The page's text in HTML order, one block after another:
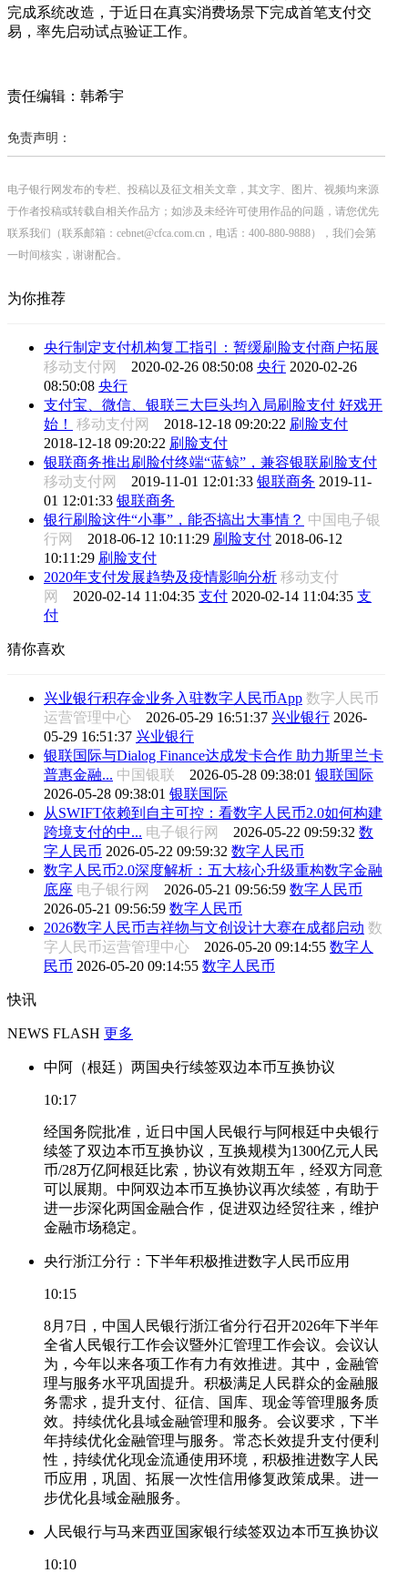
完成系统改造，于近日在真实消费场景下完成首笔支付交
易，率先启动试点验证工作。
责任编辑：韩希宇
免责声明：
电子银行网发布的专栏、投稿以及征文相关文章，其文字、图片、视频均来源
于作者投稿或转载自相关作品方；如涉及未经许可使用作品的问题，请您优先
联系我们（联系邮箱：cebnet@cfca.com.cn，电话：400-880-9888），我们会第
一时间核实，谢谢配合。
为你推荐
央行制定支付机构复工指引：暂缓刷脸支付商户拓展
移动支付网 2020-02-26 08:50:08 央行 2020-02-26
08:50:08 央行
支付宝、微信、银联三大巨头均入局刷脸支付 好戏开
始！
移动支付网 2018-12-18 09:20:22 刷脸支付
2018-12-18 09:20:22 刷脸支付
银联商务推出刷脸付终端“蓝鲸”，兼容银联刷脸支付
移动支付网 2019-11-01 12:01:33 银联商务 2019-11-
01 12:01:33 银联商务
银行刷脸这件“小事”，能否搞出大事情？ 中国电子银
行网 2018-06-12 10:11:29 刷脸支付 2018-06-12
10:11:29 刷脸支付
2020年支付发展趋势及疫情影响分析 移动支付
网 2020-02-14 11:04:35 支付 2020-02-14 11:04:35 支
付
猜你喜欢
兴业银行积存金业务入驻数字人民币App 数字人民币
运营管理中心 2026-05-29 16:51:37 兴业银行 2026-
05-29 16:51:37 兴业银行
银联国际与Dialog Finance达成发卡合作 助力斯里兰卡
普惠金融... 中国银联 2026-05-28 09:38:01 银联国际
2026-05-28 09:38:01 银联国际
从SWIFT依赖到自主可控：看数字人民币2.0如何构建
跨境支付的中... 电子银行网 2026-05-22 09:59:32 数
字人民币 2026-05-22 09:59:32 数字人民币
数字人民币2.0深度解析：五大核心升级重构数字金融
底座 电子银行网 2026-05-21 09:56:59 数字人民币
2026-05-21 09:56:59 数字人民币
2026数字人民币吉祥物与文创设计大赛在成都启动 数
字人民币运营管理中心 2026-05-20 09:14:55 数字人
民币 2026-05-20 09:14:55 数字人民币
快讯
NEWS FLASH 更多
中阿（根廷）两国央行续签双边本币互换协议
10:17
经国务院批准，近日中国人民银行与阿根廷中央银行
续签了双边本币互换协议，互换规模为1300亿元人民
币/28万亿阿根廷比索，协议有效期五年，经双方同意
可以展期。中阿双边本币互换协议再次续签，有助于
进一步深化两国金融合作，促进双边经贸往来，维护
金融市场稳定。
央行浙江分行：下半年积极推进数字人民币应用
10:15
8月7日，中国人民银行浙江省分行召开2026年下半年
全省人民银行工作会议暨外汇管理工作会议。会议认
为，今年以来各项工作有力有效推进。其中，金融管
理与服务水平巩固提升。积极满足人民群众的金融服
务需求，提升支付、征信、国库、现金等管理服务质
效。持续优化县域金融管理和服务。会议要求，下半
年持续优化金融管理与服务。常态长效提升支付便利
性，持续优化现金流通使用环境，积极推进数字人民
币应用，巩固、拓展一次性信用修复政策成果。进一
步优化县域金融服务。
人民银行与马来西亚国家银行续签双边本币互换协议
10:10